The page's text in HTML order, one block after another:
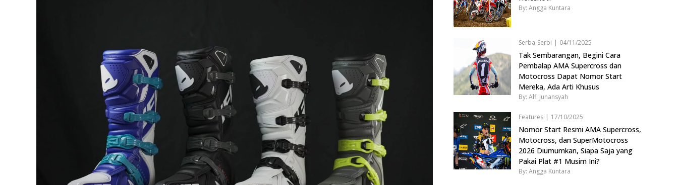
By: Angga Kuntara
Serba-Serbi | 04/11/2025
Tak Sembarangan, Begini Cara
Pembalap AMA Supercross dan
Motocross Dapat Nomor Start
Mereka, Ada Arti Khusus
By: Alfi Junansyah
Features | 17/10/2025
Nomor Start Resmi AMA Supercross,
Motocross, dan SuperMotocross
2026 Diumumkan, Siapa Saja yang
Pakai Plat #1 Musim Ini?
By: Angga Kuntara